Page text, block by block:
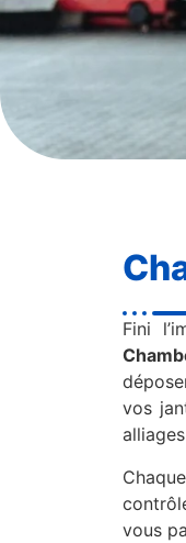
Fini
vos
vous